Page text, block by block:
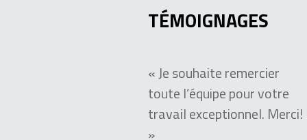
TÉMOIGNAGES
« Je souhaite remercier
toute l’équipe pour votre
travail exceptionnel. Merci!
»